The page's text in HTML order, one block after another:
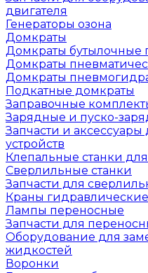
двигателя
Генераторы озона
Домкраты
Домкраты бутылочные
Домкраты
Домкраты
Подкатные домкраты
Заправочные
Зарядные и пуско-
Запчасти и
устройств
Клепальные станки
Сверлильные станки
Запчасти для
Краны гидравлические
Лампы переносные
Запчасти для
Оборудование для
жидкостей
Воронки